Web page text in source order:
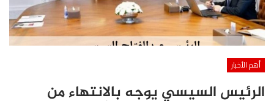
أهم الأخبار
الرئيس السيسي يوجه بالانتهاء من